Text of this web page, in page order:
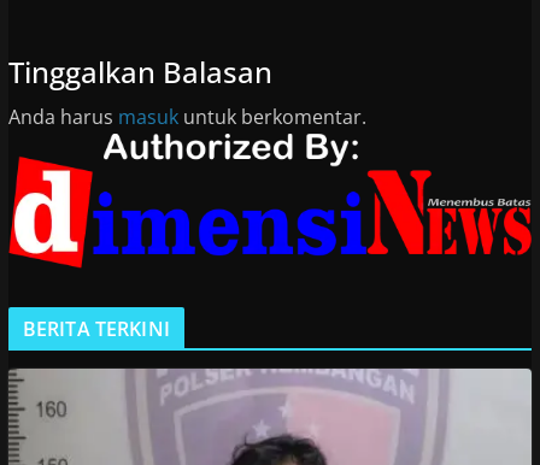
Tinggalkan Balasan
Anda harus masukuntuk berkomentar.
BERITA TERKINI